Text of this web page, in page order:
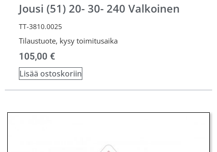
Jousi (51) 20- 30- 240 Valkoinen
TT-3810.0025
Tilaustuote, kysy toimitusaika
105,00 €
Lisää ostoskoriin